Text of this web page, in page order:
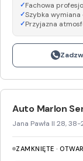
Fachowa
Szybka wymiana
Przyjazna
Auto Marlon
Jana Pawła II 28,
ZAMKNIĘTE ·